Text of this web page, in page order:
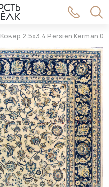
В корзину
Ковер 2.5x3.4 Persien Kerman